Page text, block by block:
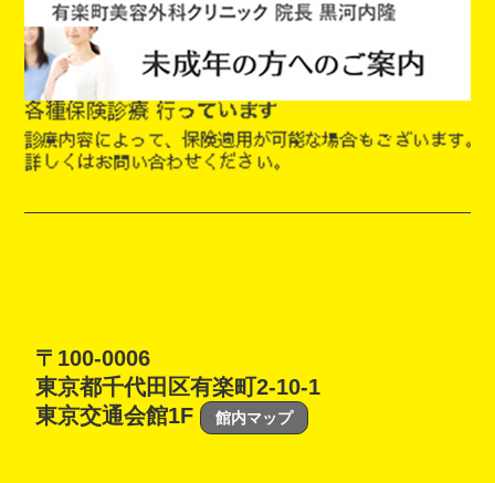
〒100-0006
東京都千代田区有楽町2-10-1
東京交通会館1F
館内マップ